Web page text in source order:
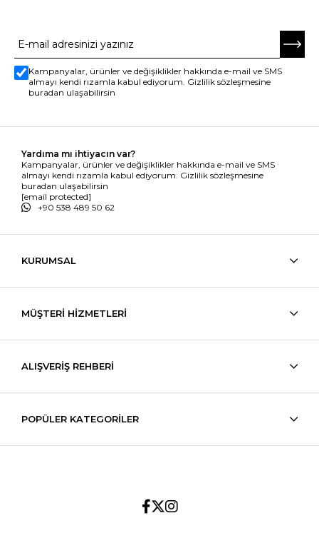
Kampanyalar, ürünler ve değişiklikler hakkında e-mail ve SMS
almayı kendi rızamla kabul ediyorum. Gizlilik sözleşmesine
buradan ulaşabilirsin
Yardıma mı ihtiyacın var?
Kampanyalar, ürünler ve değişiklikler hakkında e-mail ve SMS
almayı kendi rızamla kabul ediyorum. Gizlilik sözleşmesine
buradan ulaşabilirsin
[email protected]
+90 538 489 50 62
KURUMSAL
MÜŞTERİ HİZMETLERİ
ALIŞVERİŞ REHBERİ
POPÜLER KATEGORİLER